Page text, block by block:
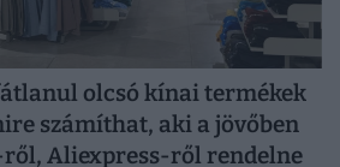
olcsó kínai termékek
számíthat, aki a jövőben
Aliexpress-ről rendelne